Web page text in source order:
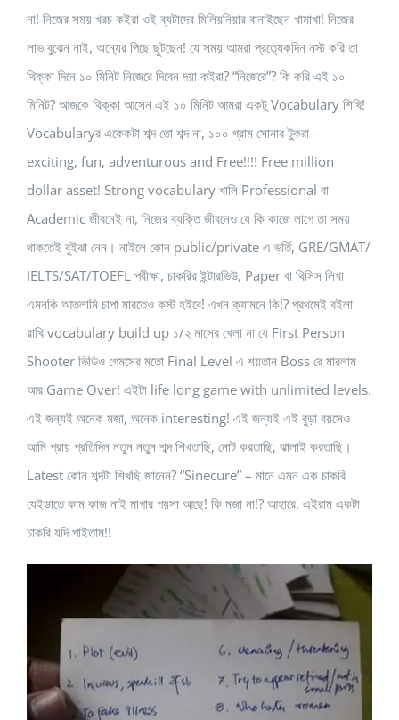
না! নিজের সময় খরচ কইরা ওই ব্যটাদের মিলিয়নিয়ার বানাইছেন খামাখা! নিজের
লাভ বুঝেন নাই, অন্যের পিছে ছুটছেন! যে সময় আমরা প্রত্যেকদিন নস্ট করি তা
থিক্কা দিনে ১০ মিনিট নিজেরে দিবেন দয়া কইরা? “নিজেরে”? কি করি এই ১০
মিনিট? আজকে থিক্কা আসেন এই ১০ মিনিট আমরা একটু Vocabulary শিখি!
Vocabularyর একেকটা শব্দ তো শব্দ না, ১০০ গ্রাম সোনার টুকরা –
exciting, fun, adventurous and Free!!!! Free million
dollar asset! Strong vocabulary খালি Professional বা
Academic জীবনেই না, নিজের ব্যক্তি জীবনেও যে কি কাজে লাগে তা সময়
থাকতেই বুইঝা নেন। নাইলে কোন public/private এ ভর্তি, GRE/GMAT/
IELTS/SAT/TOEFL পরীক্ষা, চাকরির ইন্টারভিউ, Paper বা থিসিস লিখা
এমনকি আতলামি চাপা মারতেও কস্ট হইবে! এখন ক্যামনে কি!? প্রথমেই বইলা
রাখি vocabulary build up ১/২ মাসের খেলা না যে First Person
Shooter ভিডিও গেমসের মতো Final Level এ শয়তান Boss রে মারলাম
আর Game Over! এইটা life long game with unlimited levels.
এই জন্যই অনেক মজা, অনেক interesting! এই জন্যই এই বুড়া বয়সেও
আমি প্রায় প্রতিদিন নতুন নতুন শব্দ শিখতাছি, নোট করতাছি, ঝালাই করতাছি।
Latest কোন শব্দটা শিখছি জানেন? “Sinecure” – মানে এমন এক চাকরি
যেইডাতে কাম কাজ নাই মাগার পয়সা আছে! কি মজা না!? আহারে, এইরাম একটা
চাকরি যদি পাইতাম!!